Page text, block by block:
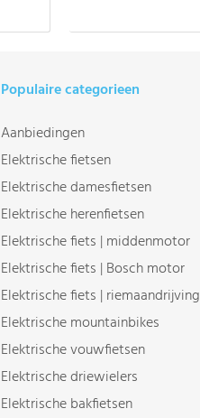
Populaire categorieen
Aanbiedingen
Elektrische fietsen
Elektrische damesfietsen
Elektrische herenfietsen
Elektrische fiets | middenmotor
Elektrische fiets | Bosch motor
Elektrische fiets | riemaandrijving
Elektrische mountainbikes
Elektrische vouwfietsen
Elektrische driewielers
Elektrische bakfietsen